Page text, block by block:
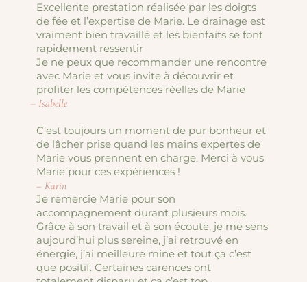
Excellente prestation réalisée par les doigts
de fée et l’expertise de Marie. Le drainage est
vraiment bien travaillé et les bienfaits se font
rapidement ressentir
Je ne peux que recommander une rencontre
avec Marie et vous invite à découvrir et
profiter les compétences réelles de Marie
– Isabelle
C’est toujours un moment de pur bonheur et
de lâcher prise quand les mains expertes de
Marie vous prennent en charge. Merci à vous
Marie pour ces expériences !
– Karin
Je remercie Marie pour son
accompagnement durant plusieurs mois.
Grâce à son travail et à son écoute, je me sens
aujourd’hui plus sereine, j’ai retrouvé en
énergie, j’ai meilleure mine et tout ça c’est
que positif. Certaines carences ont